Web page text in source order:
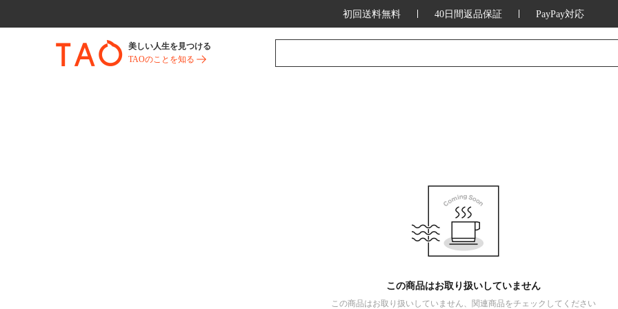
初回送料無料 40日間返品保証 PayPay対応
美しい人生を見つける
TAOのことを知る
この商品はお取り扱いしていません
この商品はお取り扱いしていません、関連商品をチェックしてください